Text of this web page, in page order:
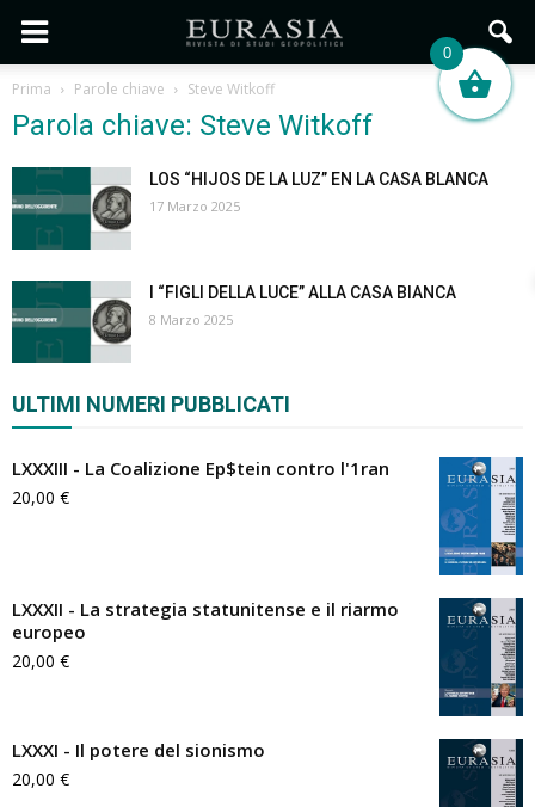
Prima Parole chiave Steve Witkoff
Parola chiave: Steve Witkoff
LOS “HIJOS DE LA LUZ” EN LA CASA BLANCA
17 Marzo 2025
I “FIGLI DELLA LUCE” ALLA CASA BIANCA
8 Marzo 2025
ULTIMI NUMERI PUBBLICATI
LXXXIII - La Coalizione Ep$tein contro l'1ran
20,00 €
LXXXII - La strategia statunitense e il riarmo
europeo
20,00 €
LXXXI - Il potere del sionismo
20,00 €
0